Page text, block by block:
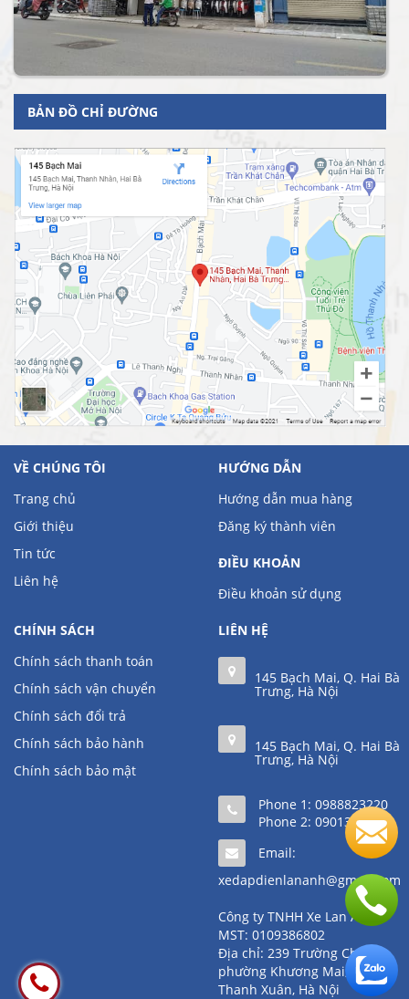
BẢN ĐỒ CHỈ ĐƯỜNG
VỀ CHÚNG TÔI
Trang chủ
Giới thiệu
Tin tức
Liên hệ
HƯỚNG DẪN
Hướng dẫn mua hàng
Đăng ký thành viên
ĐIỀU KHOẢN
Điều khoản sử dụng
CHÍNH SÁCH
Chính sách thanh toán
Chính sách vận chuyển
Chính sách đổi trả
Chính sách bảo hành
Chính sách bảo mật
LIÊN HỆ
145 Bạch Mai, Q. Hai Bà
Trưng, Hà Nội
145 Bạch Mai, Q. Hai Bà
Trưng, Hà Nội
Phone 1: 0988823220
Phone 2: 0901361111
Email:
xedapdienlananh@gmail.com
Công ty TNHH Xe Lan Anh
MST: 0109386802
Địa chỉ: 239 Trường Chinh,
phường Khương Mai, quận
Thanh Xuân, Hà Nội